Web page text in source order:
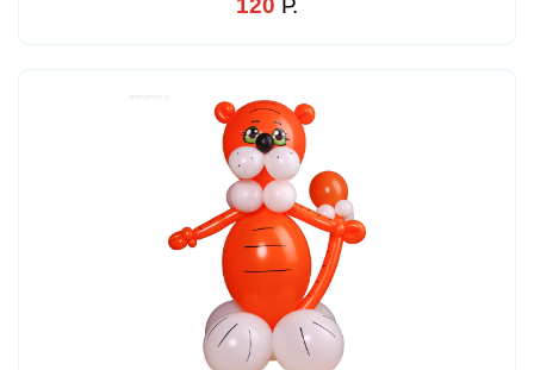
120 Р.
10 - 120 Р. шт
20 - 120 Р. шт
30 - 119 Р. шт
50 - 117 Р. шт
100 - 116 Р. шт